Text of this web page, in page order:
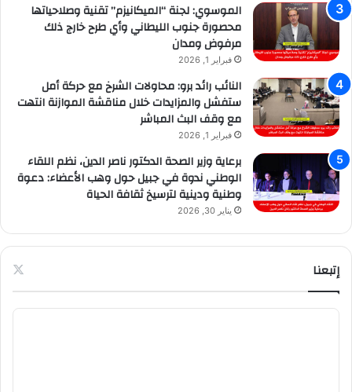
الموسوي: لجنة “الميكانيزم” تقنية وصلاحياتها
محصورة جنوب الليطاني وأي طرح خارج ذلك
مرفوض ومدان
فبراير 1, 2026
النائب رائد برو: محاولات الشرخ مع حركة أمل
ستفشل والمزايدات خلال مناقشة الموازنة انتهت
مع وقف البث المباشر
فبراير 1, 2026
برعاية وزير الصحة الدكتور ناصر الدين، نظم اللقاء
الوطني ندوة في جبيل حول وهب الأعضاء: دعوة
وطنية ودينية لترسيخ ثقافة الحياة
يناير 30, 2026
إتبعنا